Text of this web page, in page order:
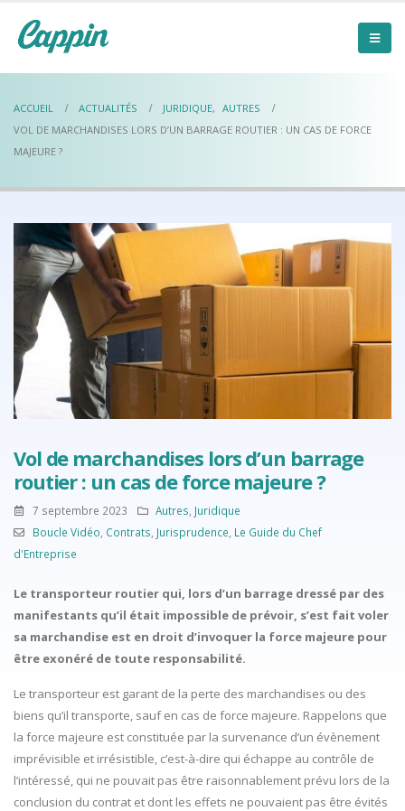
ACCUEIL ACTUALITÉS JURIDIQUE, AUTRES
VOL DE MARCHANDISES LORS D’UN BARRAGE ROUTIER : UN CAS DE FORCE
MAJEURE ?
Vol de marchandises lors d’un barrage
routier : un cas de force majeure ?
7 septembre 2023 Autres Juridique
Boucle Vidéo Contrats Jurisprudence Le Guide du Chef
d'Entreprise
Le transporteur routier qui, lors d’un barrage dressé par des
manifestants qu’il était impossible de prévoir, s’est fait voler
sa marchandise est en droit d’invoquer la force majeure pour
être exonéré de toute responsabilité.
Le transporteur est garant de la perte des marchandises ou des
biens qu’il transporte, sauf en cas de force majeure. Rappelons que
la force majeure est constituée par la survenance d’un évènement
imprévisible et irrésistible, c’est-à-dire qui échappe au contrôle de
l’intéressé, qui ne pouvait pas être raisonnablement prévu lors de la
conclusion du contrat et dont les effets ne pouvaient pas être évités